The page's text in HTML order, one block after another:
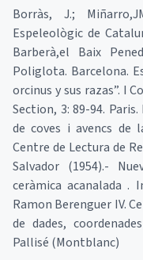
Borràs, J.;
Espeleològic de
Barberà,el Baix
Poliglota. Barcelona.
orcinus y sus razas”. I
Section, 3: 89-94.
de coves i avencs de
Centre de Lectura de
Salvador (1954).-
ceràmica acanalada .
Ramon Berenguer IV.
de dades,
Pallisé (Montblanc)